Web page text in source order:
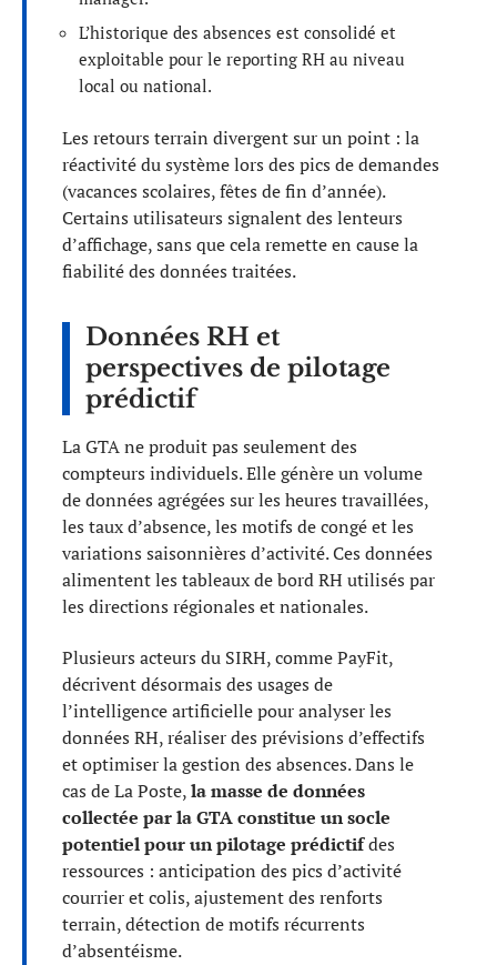
L’historique des absences est consolidé et
exploitable pour le reporting RH au niveau
local ou national.
Les retours terrain divergent sur un point : la
réactivité du système lors des pics de demandes
(vacances scolaires, fêtes de fin d’année).
Certains utilisateurs signalent des lenteurs
d’affichage, sans que cela remette en cause la
fiabilité des données traitées.
Données RH et
perspectives de pilotage
prédictif
La GTA ne produit pas seulement des
compteurs individuels. Elle génère un volume
de données agrégées sur les heures travaillées,
les taux d’absence, les motifs de congé et les
variations saisonnières d’activité. Ces données
alimentent les tableaux de bord RH utilisés par
les directions régionales et nationales.
Plusieurs acteurs du SIRH, comme PayFit,
décrivent désormais des usages de
l’intelligence artificielle pour analyser les
données RH, réaliser des prévisions d’effectifs
et optimiser la gestion des absences. Dans le
cas de La Poste,la masse de données
collectée par la GTA constitue un socle
potentiel pour un pilotage prédictifdes
ressources : anticipation des pics d’activité
courrier et colis, ajustement des renforts
terrain, détection de motifs récurrents
d’absentéisme.